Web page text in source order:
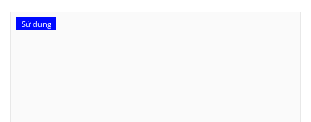
Sử dụng